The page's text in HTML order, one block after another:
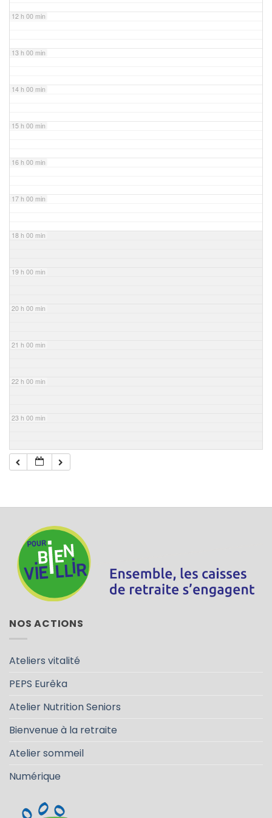
12 h 00 min
13 h 00 min
14 h 00 min
15 h 00 min
16 h 00 min
17 h 00 min
18 h 00 min
19 h 00 min
20 h 00 min
21 h 00 min
22 h 00 min
23 h 00 min
NOS ACTIONS
Ateliers vitalité
PEPS Eurêka
Atelier Nutrition Seniors
Bienvenue à la retraite
Atelier sommeil
Numérique